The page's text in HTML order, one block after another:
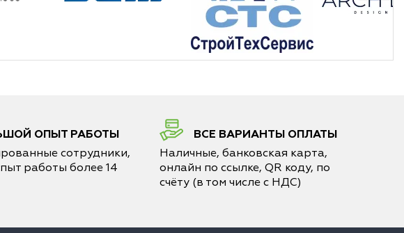
ОПЫТ РАБОТЫ
сотрудники,
работы более 14
ВСЕ ВАРИАНТЫ ОПЛАТЫ
Наличные, банковская карта,
онлайн по ссылке, QR коду, по
счёту (в том числе с НДС)